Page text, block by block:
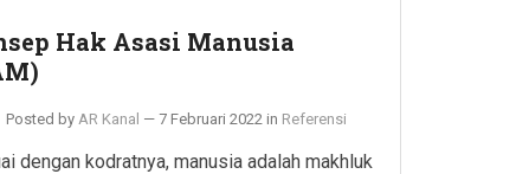
Hak Asasi Manusia
Posted by AR Kanal — 7 Februari 2022 in Referensi
dengan kodratnya, manusia adalah makhluk